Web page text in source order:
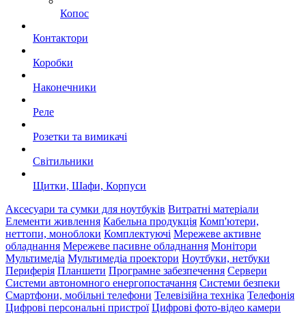
Копос
Контактори
Коробки
Наконечники
Реле
Розетки та вимикачі
Світильники
Щитки, Шафи, Корпуси
Аксесуари та сумки для ноутбуків Витратні матеріали
Елементи живлення Кабельна продукція Комп'ютери,
неттопи, моноблоки Комплектуючі Мережеве активне
обладнання Мережеве пасивне обладнання Монітори
Мультимедіа Мультимедіа проектори Ноутбуки, нетбуки
Периферія Планшети Програмне забезпечення Сервери
Системи автономного енергопостачання Системи безпеки
Смартфони, мобільні телефони Телевізійна техніка Телефонія
Цифрові персональні пристрої Цифрові фото-відео камери